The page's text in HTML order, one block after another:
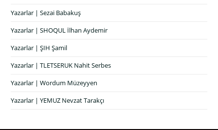
Yazarlar | Sezai Babakuş
Yazarlar | SHOQUL İlhan Aydemir
Yazarlar | ŞIH Şamil
Yazarlar | TLETSERUK Nahit Serbes
Yazarlar | Wordum Müzeyyen
Yazarlar | YEMUZ Nevzat Tarakçı